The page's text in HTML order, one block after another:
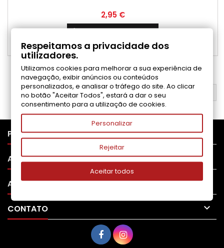
Preço
2,95 €
Adicionar ao carrinho
Disponível
1 2 Próximo
VOLTAR AO TOPO
PRODUTOS 
APOIO AO CLIENTE 
A SUA CONTA 
CONTATO 
Respeitamos a privacidade dos
utilizadores.
Utilizamos cookies para melhorar a sua experiência de
navegação, exibir anúncios ou conteúdos
personalizados, e analisar o tráfego do site. Ao clicar
no botão "Aceitar Todos", estará a dar o seu
consentimento para a utilização de cookies.
Personalizar
Rejeitar
Aceitar todos